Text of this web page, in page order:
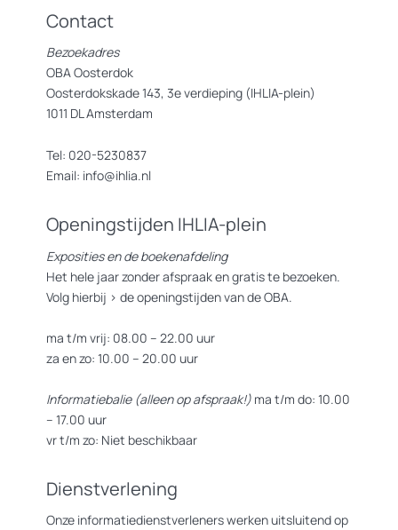
Contact
Bezoekadres
OBA Oosterdok
Oosterdokskade 143, 3e verdieping (IHLIA-plein)
1011 DL Amsterdam
Tel: 020-5230837
Email: info@ihlia.nl
Openingstijden IHLIA-plein
Exposities en de boekenafdeling
Het hele jaar zonder afspraak en gratis te bezoeken.
Volg hierbij > de openingstijden van de OBA.
ma t/m vrij: 08.00 – 22.00 uur
za en zo: 10.00 – 20.00 uur
Informatiebalie (alleen op afspraak!) ma t/m do: 10.00
– 17.00 uur
vr t/m zo: Niet beschikbaar
Dienstverlening
Onze informatiedienstverleners werken uitsluitend op